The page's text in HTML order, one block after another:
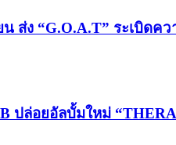
ส่ง “G.O.A.T” ระเบิดค
ปล่อยอัลบั้มใหม่